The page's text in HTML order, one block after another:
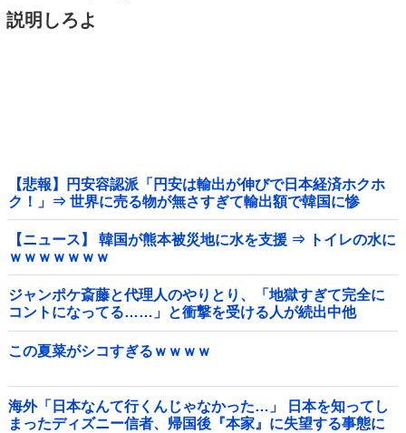
説明しろよ
【悲報】円安容認派「円安は輸出が伸びで日本経済ホクホ
ク！」⇒ 世界に売る物が無さすぎて輸出額で韓国に惨
敗・・・
【ニュース】 韓国が熊本被災地に水を支援 ⇒ トイレの水に
ｗｗｗｗｗｗｗ
ジャンポケ斎藤と代理人のやりとり、「地獄すぎて完全に
コントになってる……」と衝撃を受ける人が続出中他
この夏菜がシコすぎるｗｗｗｗ
海外「日本なんて行くんじゃなかった…」 日本を知ってし
まったディズニー信者、帰国後『本家』に失望する事態に